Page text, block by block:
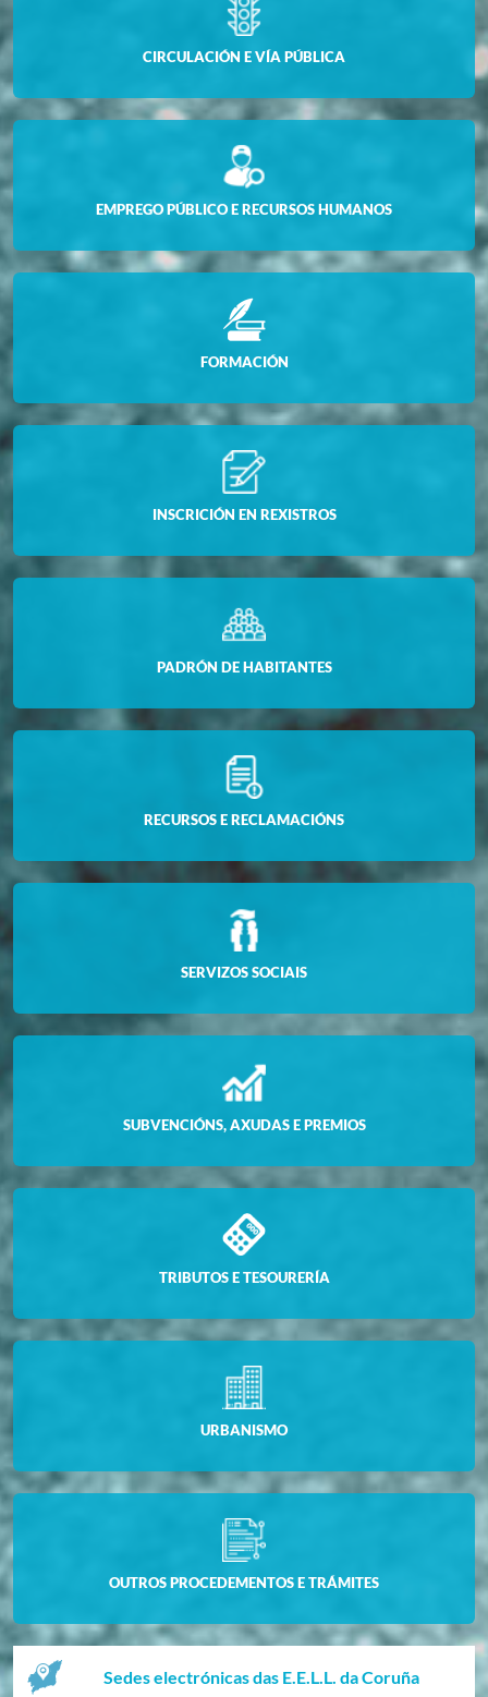
CIRCULACIÓN E VÍA PÚBLICA
EMPREGO PÚBLICO E RECURSOS HUMANOS
FORMACIÓN
INSCRICIÓN EN REXISTROS
PADRÓN DE HABITANTES
RECURSOS E RECLAMACIÓNS
SERVIZOS SOCIAIS
SUBVENCIÓNS, AXUDAS E PREMIOS
TRIBUTOS E TESOURERÍA
URBANISMO
OUTROS PROCEDEMENTOS E TRÁMITES
Sedes electrónicas das E.E.L.L. da Coruña